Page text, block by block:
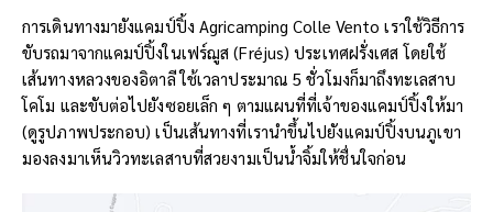
การเดินทางมายังแคมป์ปิ้ง Agricamping Colle Vento เราใช้วิธีการ
ขับรถมาจากแคมป์ปิ้งในเฟร์ฌูส (Fréjus) ประเทศฝรั่งเศส โดยใช้
เส้นทางหลวงของอิตาลี ใช้เวลาประมาณ 5 ชั่วโมงก็มาถึงทะเลสาบ
โคโม และขับต่อไปยังซอยเล็ก ๆ ตามแผนที่ที่เจ้าของแคมป์ปิ้งให้มา
(ดูรูปภาพประกอบ) เป็นเส้นทางที่เรานำขึ้นไปยังแคมป์ปิ้งบนภูเขา
มองลงมาเห็นวิวทะเลสาบที่สวยงามเป็นน้ำจิ้มให้ชื่นใจก่อน